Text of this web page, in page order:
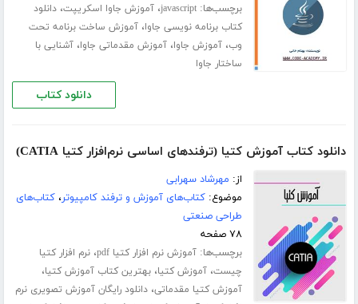
برچسب‌ها:javascript،آموزش جاوا اسکریپت،دانلود
کتاب برنامه نویسی جاوا،آموزش ساخت برنامه تحت
وب،آموزش جاوا،آموزش مقدماتی جاوا،آشنایی با
ساختار جاوا
دانلود کتاب
دانلود کتاب آموزش کتیا (ترفندهای اساسی نرم‌افزار کتیا CATIA)
از: مهرشاد سهرابی
موضوع:کتاب‌های آموزش و ترفند کامپیوتر،کتاب‌های
طراحی صنعتی
۷۸ صفحه
برچسب‌ها:آموزش نرم افزار کتیا pdf ،نرم افزار کتیا
چیست،آموزش کتیا،بهترین کتاب آموزش کتیا،
آموزش کتیا مقدماتی،دانلود رایگان آموزش تصویری نرم